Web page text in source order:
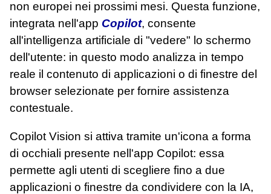
non europei nei prossimi mesi. Questa funzione,
integrata nell'app Copilot, consente
all'intelligenza artificiale di "vedere" lo schermo
dell'utente: in questo modo analizza in tempo
reale il contenuto di applicazioni o di finestre del
browser selezionate per fornire assistenza
contestuale.
Copilot Vision si attiva tramite un'icona a forma
di occhiali presente nell'app Copilot: essa
permette agli utenti di scegliere fino a due
applicazioni o finestre da condividere con la IA,